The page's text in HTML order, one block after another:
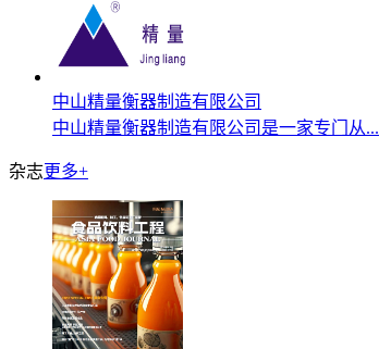
中山精量衡器制造有限公司
中山精量衡器制造有限公司是一家专门从...
杂志更多+